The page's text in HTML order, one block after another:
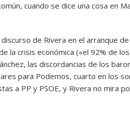
cuando se dice una cosa en
de Rivera en el arranque de
la crisis económica («el 92% de
las discordancias de los
para Podemos, cuarto en los
a PP y PSOE, y Rivera no mira